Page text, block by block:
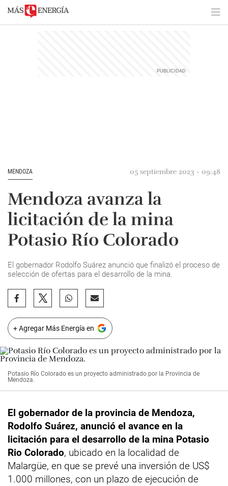
MENDOZA 05 septiembre 2023 - 09:48
Mendoza avanza la
licitación de la mina
Potasio Río Colorado
El gobernador Rodolfo Suárez anunció que finalizó el proceso de
selección de ofertas para el desarrollo de la mina.
+ Agregar Más Energía en
Potasio Río Colorado es un proyecto administrado por la Provincia de
Mendoza.
El gobernador de la provincia de Mendoza,
Rodolfo Suárez, anunció el avance en la
licitación para el desarrollo de la mina Potasio
Rio Colorado, ubicado en la localidad de
Malargüe, en que se prevé una inversión de US$
1.000 millones, con un plazo de ejecución de